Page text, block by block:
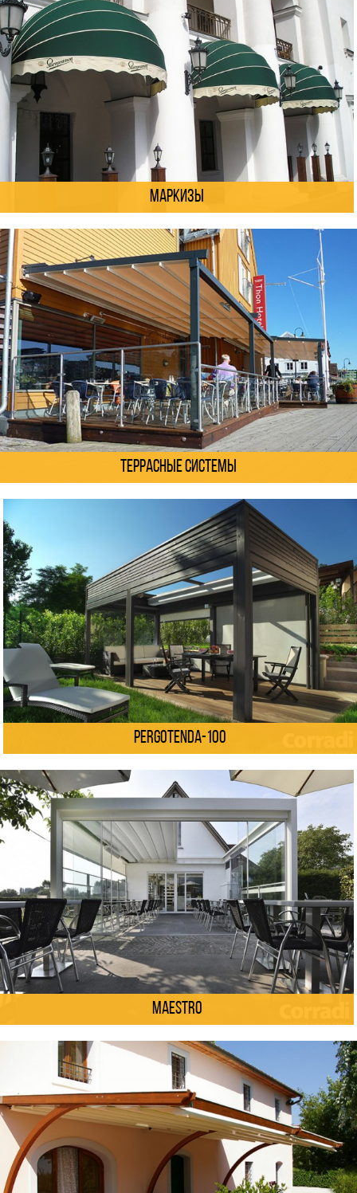
Маркизы
Террасные системы
Pergotenda-100
Maestro